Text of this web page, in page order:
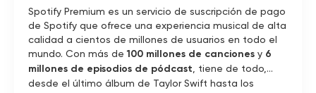
Spotify Premium es un servicio de suscripción de pago
de Spotify que ofrece una experiencia musical de alta
calidad a cientos de millones de usuarios en todo el
mundo. Con más de100 millones de canciones y 6
millones de episodios de pódcast , tiene de todo,
desde el último álbum de Taylor Swift hasta los